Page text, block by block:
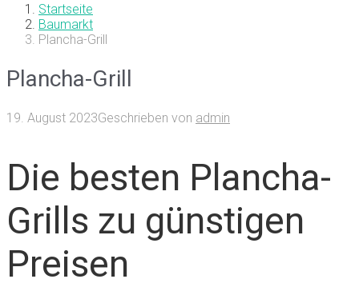
Startseite
Baumarkt
Plancha-Grill
Plancha-Grill
19. August 2023Geschrieben von admin
Die besten Plancha-
Grills zu günstigen
Preisen